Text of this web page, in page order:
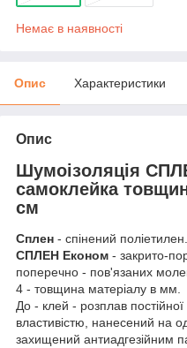
Немає в наявності
Опис Характеристики
Опис
Шумоізоляція
самоклейка
см
Сплен - спінений поліетилен.
СПЛЕН Економ - закрито-
поперечно - пов'язаних
4 - товщина матеріалу в мм.
До - клей - розплав
властивістю, нанесений на
захищений антиадгезійним